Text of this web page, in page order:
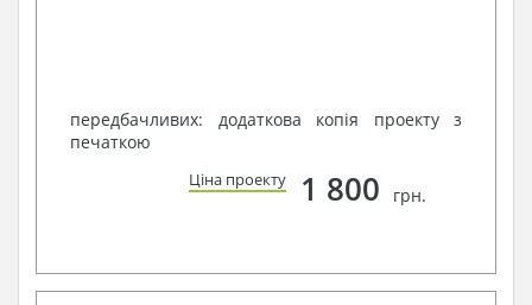
передбачливих: додаткова копія проекту з
печаткою
Ціна проекту 1 800 грн.